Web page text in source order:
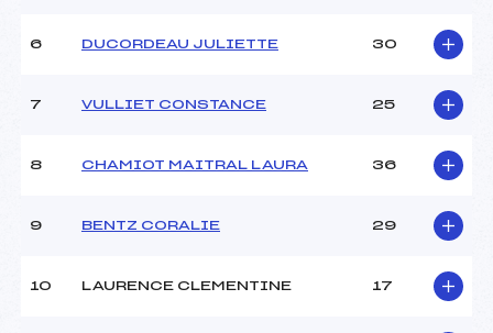
5.0000
U18->M4
6 DUCORDEAU JULIETTE 30
7 VULLIET CONSTANCE 25
8 CHAMIOT MAITRAL LAURA 36
9 BENTZ CORALIE 29
10 LAURENCE CLEMENTINE 17